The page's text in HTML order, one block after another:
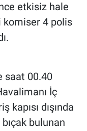
etkisiz hale
komiser 4 polis
saat 00.40
İç
kapısı dışında
bulunan